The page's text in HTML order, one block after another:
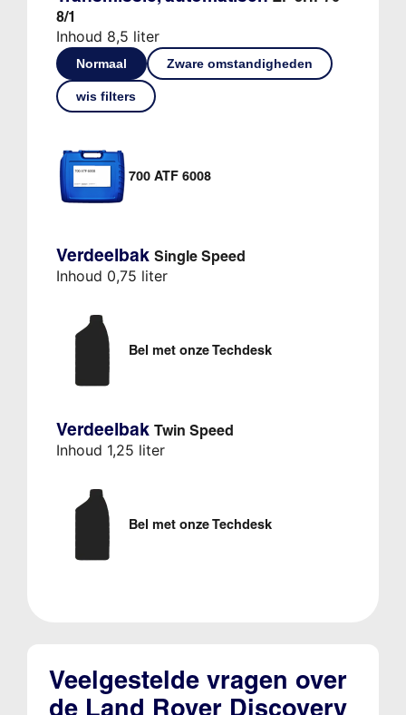
8/1
Inhoud 8,5 liter
Normaal Zware omstandigheden
wis filters
700 ATF 6008
Verdeelbak Single Speed
Inhoud 0,75 liter
Bel met onze Techdesk
Verdeelbak Twin Speed
Inhoud 1,25 liter
Bel met onze Techdesk
Veelgestelde vragen over
de Land Rover Discovery